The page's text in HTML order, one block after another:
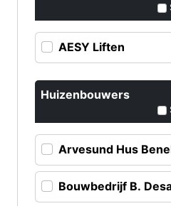
AESY Liften
Huizenbouwers
Arvesund Hus
Bouwbedrijf B.